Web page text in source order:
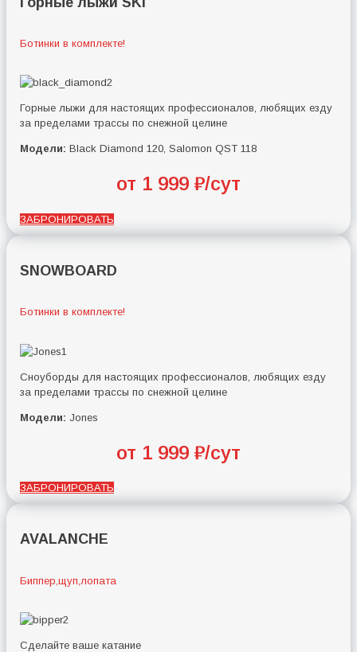
Ботинки в комплекте!
Горные лыжи для настоящих профессионалов, любящих езду
за пределами трассы по снежной целине
Модели: Black Diamond 120, Salomon QST 118
от 1 999 ₽/сут
ЗАБРОНИРОВАТЬ
SNOWBOARD
Ботинки в комплекте!
Сноуборды для настоящих профессионалов, любящих езду
за пределами трассы по снежной целине
Модели: Jones
от 1 999 ₽/сут
ЗАБРОНИРОВАТЬ
AVALANCHE
Биппер,щуп,лопата
Сделайте ваше катание